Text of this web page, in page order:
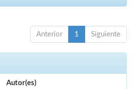
Anterior 1 Siguiente
Autor(es)